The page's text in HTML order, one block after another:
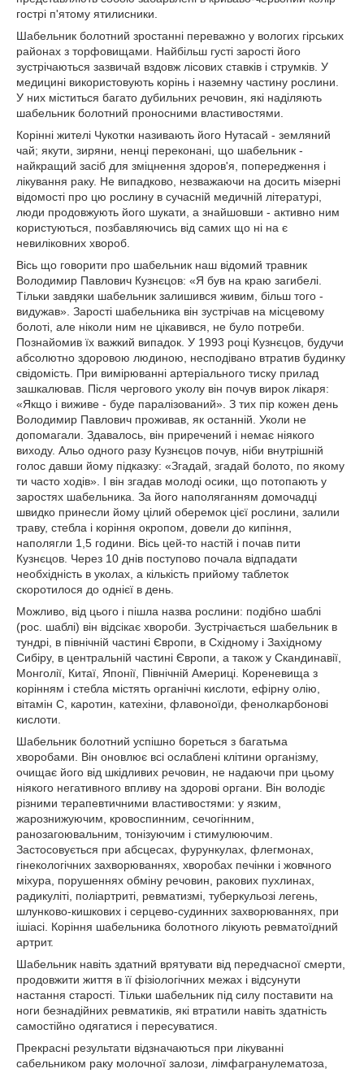
гострі п'ятому ятилисники.
Шабельник болотний зростанні переважно у вологих гірських
районах з торфовищами. Найбільш густі зарості його
зустрічаються зазвичай вздовж лісових ставків і струмків. У
медицині використовують корінь і наземну частину рослини.
У них міститься багато дубильних речовин, які наділяють
шабельник болотний проносними властивостями.
Корінні жителі Чукотки називають його Нутасай - земляний
чай; якути, зиряни, ненці переконані, що шабельник -
найкращий засіб для зміцнення здоров'я, попередження і
лікування раку. Не випадково, незважаючи на досить мізерні
відомості про цю рослину в сучасній медичній літературі,
люди продовжують його шукати, а знайшовши - активно ним
користуються, позбавляючись від самих що ні на є
невиліковних хвороб.
Вісь що говорити про шабельник наш відомий травник
Володимир Павлович Кузнєцов: «Я був на краю загибелі.
Тільки завдяки шабельник залишився живим, більш того -
видужав». Зарості шабельника він зустрічав на місцевому
болоті, але ніколи ним не цікавився, не було потреби.
Познайомив їх важкий випадок. У 1993 році Кузнєцов, будучи
абсолютно здоровою людиною, несподівано втратив будинку
свідомість. При вимірюванні артеріального тиску прилад
зашкалював. Після чергового уколу він почув вирок лікаря:
«Якщо і виживе - буде паралізований». З тих пір кожен день
Володимир Павлович проживав, як останній. Уколи не
допомагали. Здавалось, він приречений і немає ніякого
виходу. Альо одного разу Кузнєцов почув, ніби внутрішній
голос давши йому підказку: «Згадай, згадай болото, по якому
ти часто ходів». І він згадав молоді осики, що потопають у
заростях шабельника. За його наполяганням домочадці
швидко принесли йому цілий оберемок цієї рослини, залили
траву, стебла і коріння окропом, довели до кипіння,
наполягли 1,5 години. Вісь цей-то настій і почав пити
Кузнєцов. Через 10 днів поступово почала відпадати
необхідність в уколах, а кількість прийому таблеток
скоротилося до однієї в день.
Можливо, від цього і пішла назва рослини: подібно шаблі
(рос. шаблі) він відсікає хвороби. Зустрічається шабельник в
тундрі, в північній частині Європи, в Східному і Західному
Сибіру, в центральній частині Європи, а також у Скандинавії,
Монголії, Китаї, Японії, Північній Америці. Кореневища з
корінням і стебла містять органічні кислоти, ефірну олію,
вітамін С, каротин, катехіни, флавоноїди, фенолкарбонові
кислоти.
Шабельник болотний успішно бореться з багатьма
хворобами. Він оновлює всі ослаблені клітини організму,
очищає його від шкідливих речовин, не надаючи при цьому
ніякого негативного впливу на здорові органи. Він володіє
різними терапевтичними властивостями: у язким,
жарознижуючим, кровоспинним, сечогінним,
ранозагоювальним, тонізуючим і стимулюючим.
Застосовується при абсцесах, фурункулах, флегмонах,
гінекологічних захворюваннях, хворобах печінки і жовчного
міхура, порушеннях обміну речовин, ракових пухлинах,
радикуліті, поліартриті, ревматизмі, туберкульозі легень,
шлунково-кишкових і серцево-судинних захворюваннях, при
ішіасі. Коріння шабельника болотного лікують ревматоїдний
артрит.
Шабельник навіть здатний врятувати від передчасної смерти,
продовжити життя в її фізіологічних межах і відсунути
настання старості. Тільки шабельник під силу поставити на
ноги безнадійних ревматиків, які втратили навіть здатність
самостійно одягатися і пересуватися.
Прекрасні результати відзначаються при лікуванні
сабельником раку молочної залози, лімфагранулематоза,